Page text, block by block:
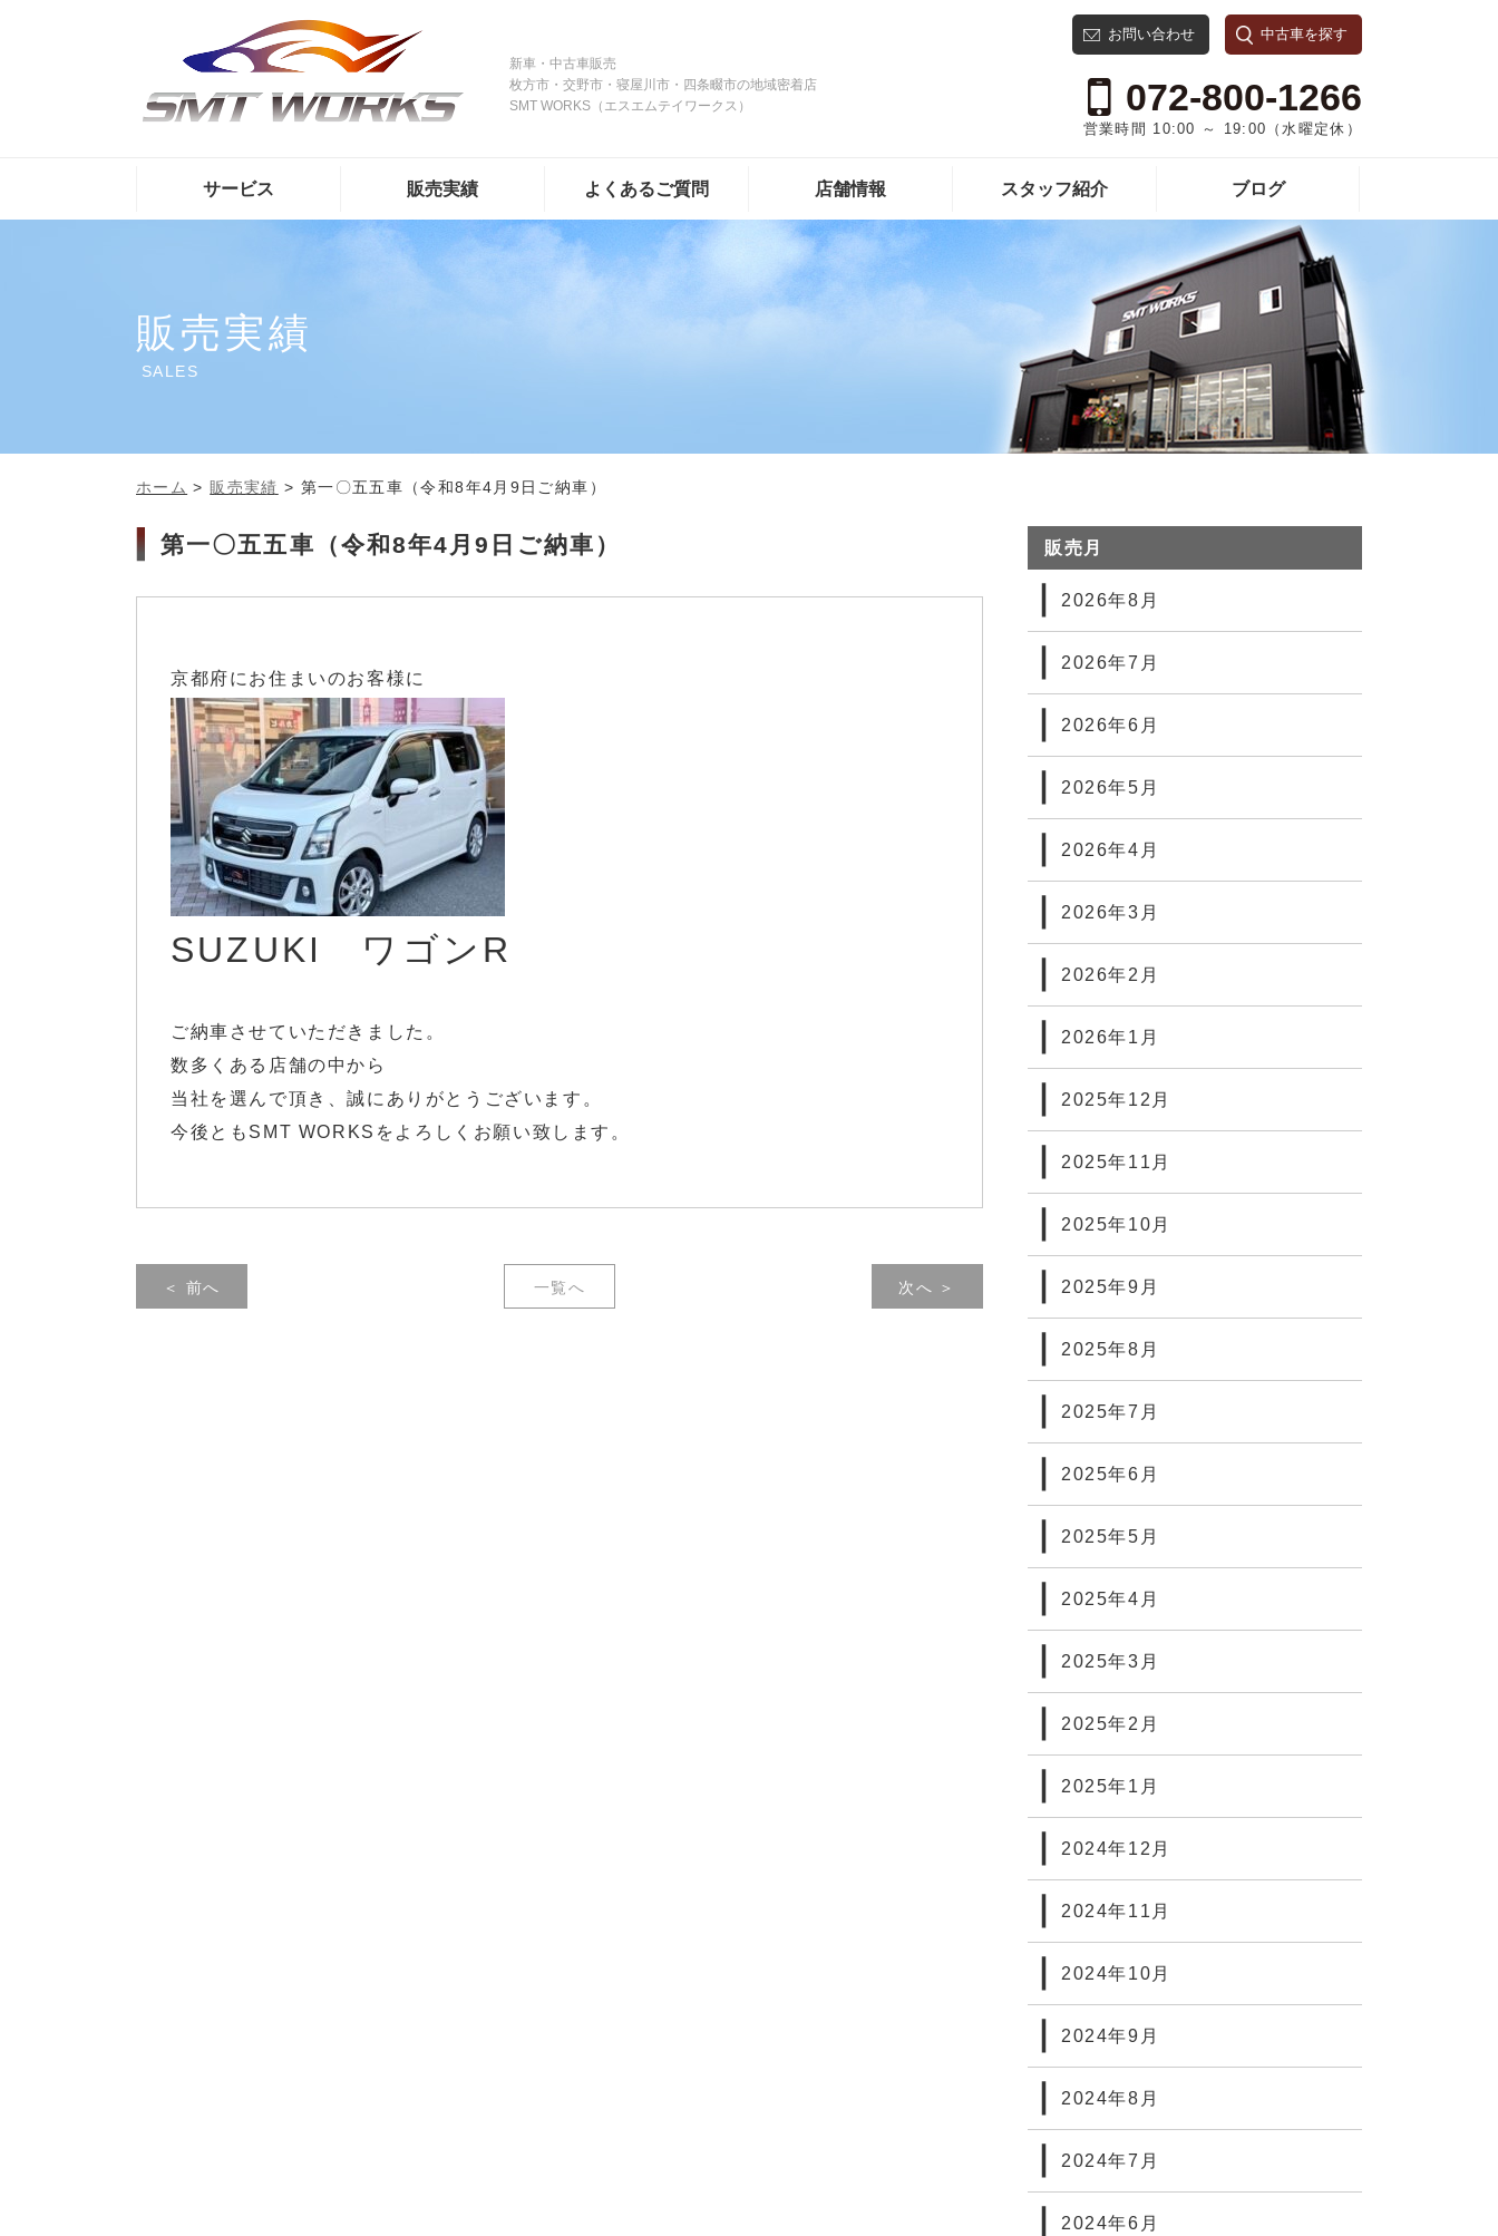
新車・中古車販売
枚方市・交野市・寝屋川市・四条畷市の地域密着店
SMT WORKS（エスエムテイワークス）
お問い合わせ 中古車を探す
072-800-1266
営業時間 10:00 ～ 19:00（水曜定休）
サービス 販売実績 よくあるご質問 店舗情報 スタッフ紹介 ブログ
販売実績
SALES
ホーム >販売実績 > 第一〇五五車（令和8年4月9日ご納車）
第一〇五五車（令和8年4月9日ご納車）
京都府にお住まいのお客様に
SUZUKI ワゴンR
ご納車させていただきました。
数多くある店舗の中から
当社を選んで頂き、誠にありがとうございます。
今後ともSMT WORKSをよろしくお願い致します。
＜ 前へ 一覧へ 次へ ＞
販売月
2026年8月
2026年7月
2026年6月
2026年5月
2026年4月
2026年3月
2026年2月
2026年1月
2025年12月
2025年11月
2025年10月
2025年9月
2025年8月
2025年7月
2025年6月
2025年5月
2025年4月
2025年3月
2025年2月
2025年1月
2024年12月
2024年11月
2024年10月
2024年9月
2024年8月
2024年7月
2024年6月